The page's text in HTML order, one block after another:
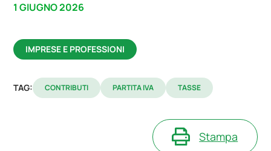
1 GIUGNO 2026
IMPRESE E PROFESSIONI
TAG: CONTRIBUTI PARTITA IVA TASSE
Stampa